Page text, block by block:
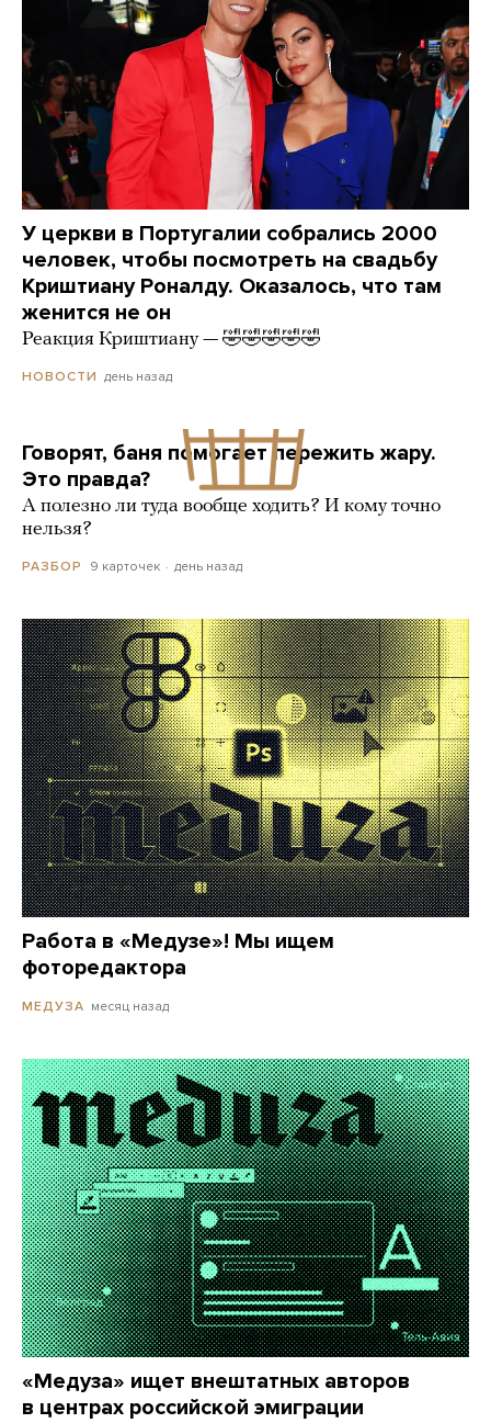
У церкви в Португалии собрались 2000
человек, чтобы посмотреть на свадьбу
Криштиану Роналду. Оказалось, что там
женится не он
Реакция Криштиану — 🤣🤣🤣🤣🤣
НОВОСТИ день назад
Говорят, баня помогает пережить жару.
Это правда?
А полезно ли туда вообще ходить? И кому точно
нельзя?
РАЗБОР 9 карточек день назад
Работа в «Медузе»! Мы ищем
фоторедактора
МЕДУЗА месяц назад
«Медуза» ищет внештатных авторов
в центрах российской эмиграции